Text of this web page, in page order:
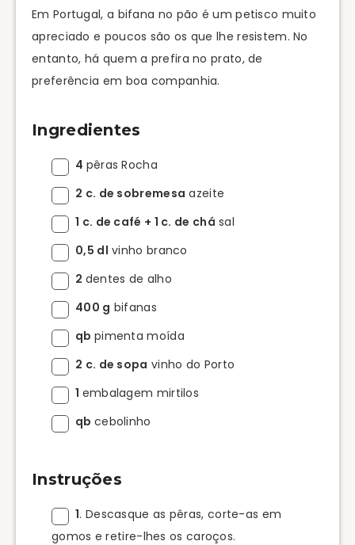
Em Portugal, a bifana no pão é um petisco muito
apreciado e poucos são os que lhe resistem. No
entanto, há quem a prefira no prato, de
preferência em boa companhia.
Ingredientes
4 pêras Rocha
2 c. de sobremesa azeite
1 c. de café + 1 c. de chá sal
0,5 dl vinho branco
2 dentes de alho
400 g bifanas
qb pimenta moída
2 c. de sopa vinho do Porto
1 embalagem mirtilos
qb cebolinho
Instruções
1. Descasque as pêras, corte-as em
gomos e retire-lhes os caroços.